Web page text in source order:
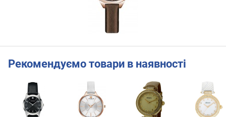
Рекомендуємо товари в наявності